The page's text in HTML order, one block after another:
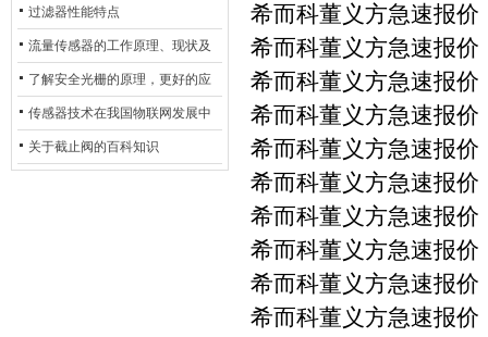
过滤器性能特点
流量传感器的工作原理、现状及
其发展前景
了解安全光栅的原理，更好的应
用安全光栅
传感器技术在我国物联网发展中
的地位*
关于截止阀的百科知识
希而科董义方急速
希而科董义方急速
希而科董义方急速
希而科董义方急速
希而科董义方急速
希而科董义方急速
希而科董义方急速
希而科董义方急速
希而科董义方急速
希而科董义方急速